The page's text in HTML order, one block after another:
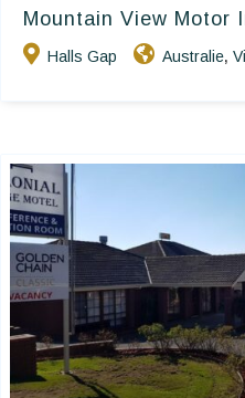
Mountain View Motor
Halls Gap Australie,